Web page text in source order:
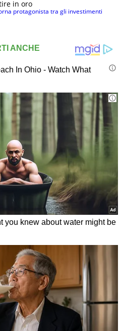
in oro
protagonista tra gli investimenti